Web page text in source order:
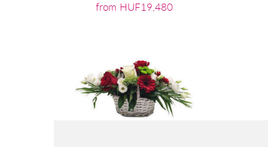
from HUF19,480